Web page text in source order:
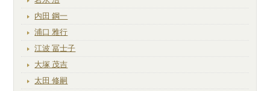
内田 鋼一
浦口 雅行
江波 冨士子
大塚 茂吉
太田 修嗣